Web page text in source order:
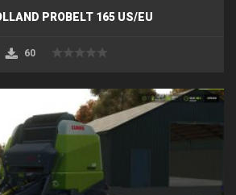
PROBELT 165 US/EU
60